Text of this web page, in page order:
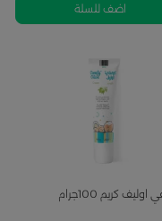
اضف للسلة
كريم 100جرام